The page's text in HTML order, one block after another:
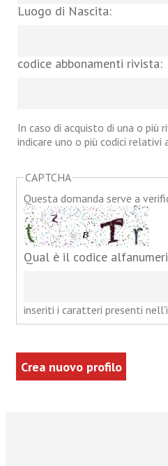
Luogo di Nascita:
codice abbonamenti rivista:
In caso di acquisto di una o più
indicare uno o più codici relativi
CAPTCHA
Questa domanda serve a
Qual è il codice
inseriti i caratteri presenti